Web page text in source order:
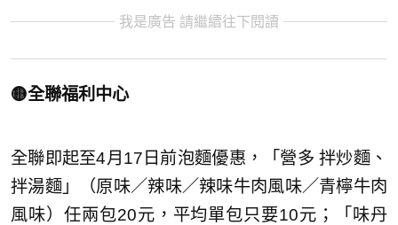
我是廣告 請繼續往下閱讀
🟡全聯福利中心
全聯即起至4月17日前泡麵優惠，「營多 拌炒麵、
拌湯麵」（原味／辣味／辣味牛肉風味／青檸牛肉
風味）任兩包20元，平均單包只要10元；「味丹